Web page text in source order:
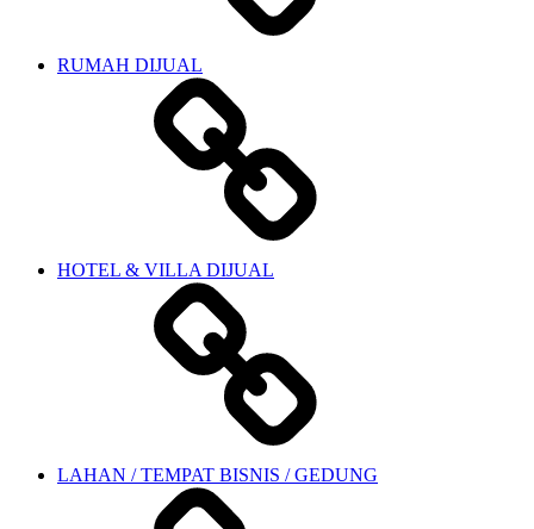
RUMAH DIJUAL
HOTEL & VILLA DIJUAL
LAHAN / TEMPAT BISNIS / GEDUNG